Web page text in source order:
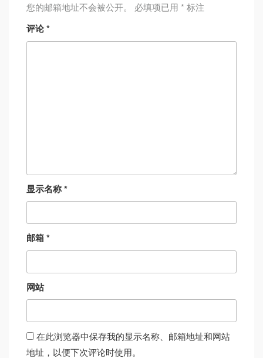
您的邮箱地址不会被公开。 必填项已用 * 标注
评论*
显示名称*
邮箱*
网站
在此浏览器中保存我的显示名称、邮箱地址和网站
地址，以便下次评论时使用。